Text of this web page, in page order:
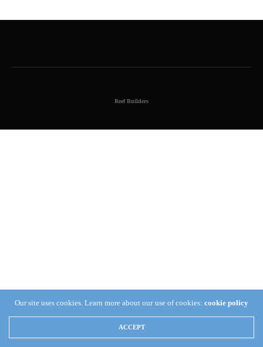
Reef Builders
Our site uses cookies. Learn more about our use of cookies: cookie policy
ACCEPT